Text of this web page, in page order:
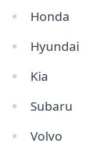
Honda
Hyundai
Kia
Subaru
Volvo